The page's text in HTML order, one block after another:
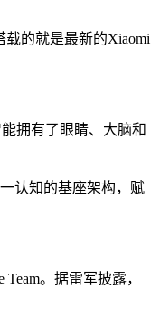
载的就是最新的Xiaomi
拥有了眼睛、大脑和
认知的基座架构，赋
。据雷军披露，